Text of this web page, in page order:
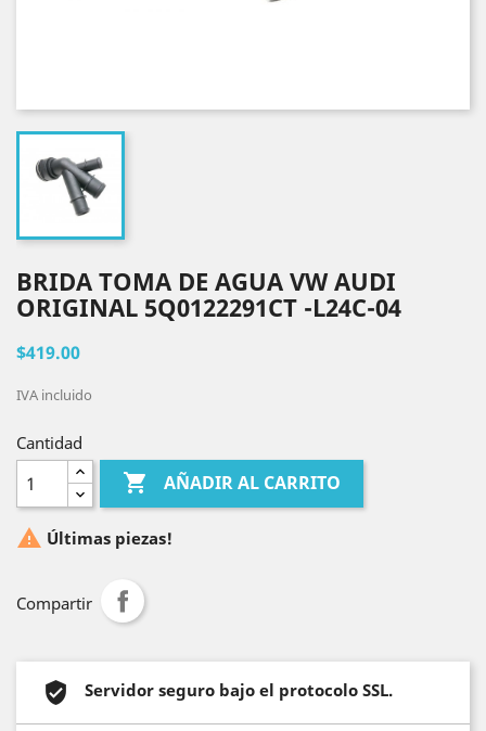
BRIDA TOMA DE AGUA VW AUDI
ORIGINAL 5Q0122291CT -L24C-04
$419.00
IVA incluido
Cantidad
 AÑADIR AL CARRITO
 Últimas piezas!
Compartir
Servidor seguro bajo el protocolo SSL.